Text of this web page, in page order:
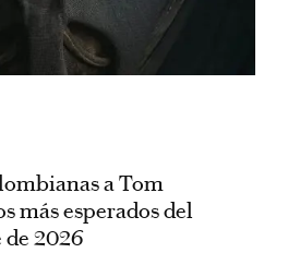
a Tom
más esperados del
de 2026